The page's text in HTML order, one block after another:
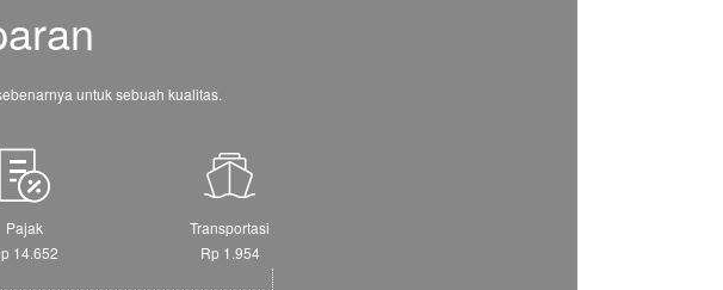
untuk sebuah kualitas.
Pajak
14.652
Transportasi
Rp 1.954